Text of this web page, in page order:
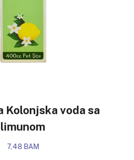
Kolonjska voda sa
limunom
7,48 BAM